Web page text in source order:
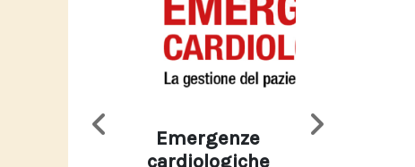
Emergenze
cardiologiche